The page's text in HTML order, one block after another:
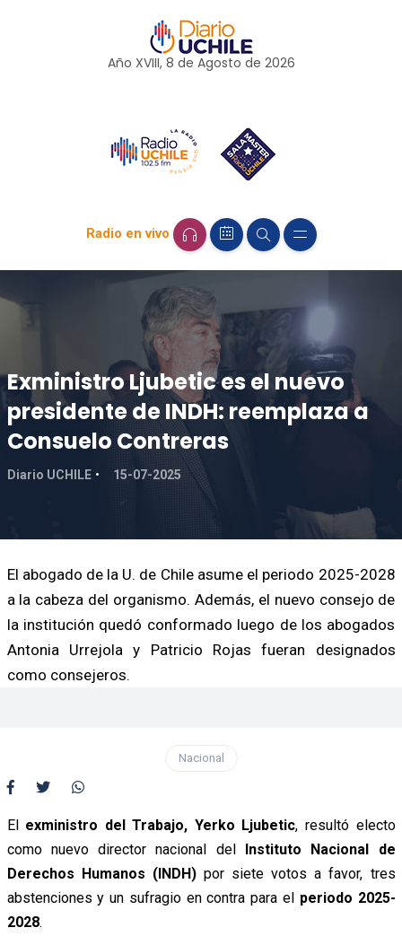
Año XVIII, 8 de Agosto de 2026
Radio en vivo
Exministro Ljubetic es el nuevo
presidente de INDH: reemplaza a
Consuelo Contreras
Diario UCHILE 15-07-2025
El abogado de la U. de Chile asume el periodo 2025-2028
a la cabeza del organismo. Además, el nuevo consejo de
la institución quedó conformado luego de los abogados
Antonia Urrejola y Patricio Rojas fueran designados
como consejeros.
Nacional
El exministro del Trabajo, Yerko Ljubetic, resultó electo
como nuevo director nacional delInstituto Nacional de
Derechos Humanos (INDH)por siete votos a favor, tres
abstenciones y un sufragio en contra para el periodo 2025-
2028.